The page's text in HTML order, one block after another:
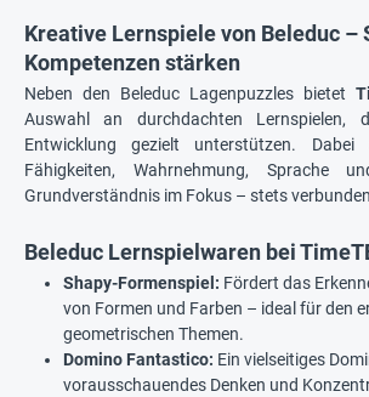
Kreative Lernspiele von Beleduc –
Kompetenzen stärken
Neben den Beleduc Lagenpuzzles bietet
Auswahl an durchdachten Lernspielen,
Entwicklung gezielt unterstützen. Dabei
Fähigkeiten, Wahrnehmung, Sprache
Grundverständnis im Fokus – stets
Beleduc Lernspielwaren bei
Shapy-Formenspiel: Fördert das
von Formen und Farben – ideal für den
geometrischen Themen.
Domino Fantastico: Ein vielseitiges
vorausschauendes Denken und